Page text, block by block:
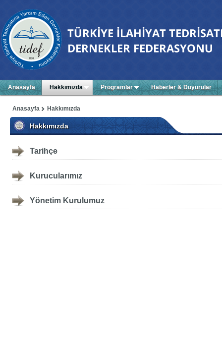
Anasayfa Hakkımızda Programlar Haberler & Duyurular
Hakkımızda
Anasayfa
Hakkımızda
Tarihçe
Kurucularımız
Yönetim Kurulumuz